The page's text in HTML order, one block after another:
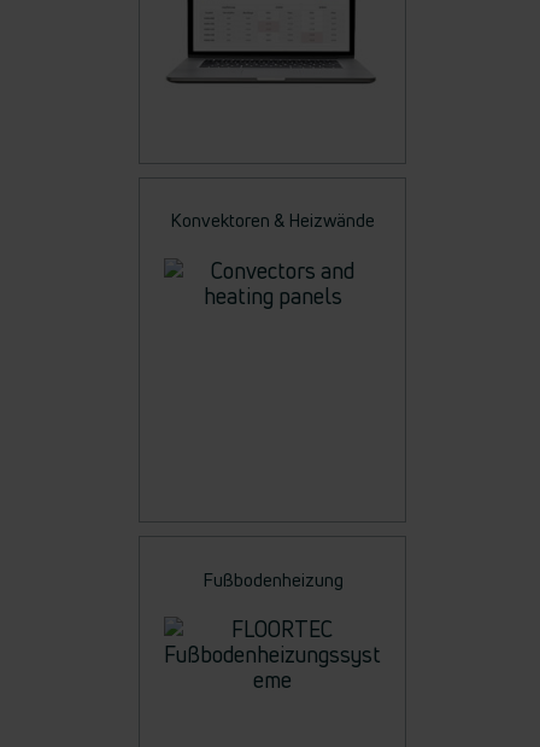
Konvektoren & Heizwände
Fußbodenheizung